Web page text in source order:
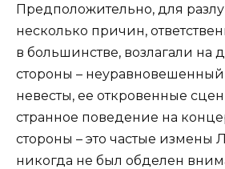
Предположительно, для
несколько причин,
в большинстве, возлагали на
стороны – неуравновешенный
невесты, ее откровенные
странное поведение на
стороны – это частые измены
никогда не был обделен